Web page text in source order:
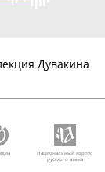
Дувакина
Национальный корпус
русского языка